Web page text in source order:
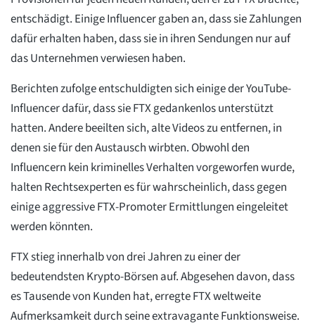
entschädigt. Einige Influencer gaben an, dass sie Zahlungen
dafür erhalten haben, dass sie in ihren Sendungen nur auf
das Unternehmen verwiesen haben.
Berichten zufolge entschuldigten sich einige der YouTube-
Influencer dafür, dass sie FTX gedankenlos unterstützt
hatten. Andere beeilten sich, alte Videos zu entfernen, in
denen sie für den Austausch wirbten. Obwohl den
Influencern kein kriminelles Verhalten vorgeworfen wurde,
halten Rechtsexperten es für wahrscheinlich, dass gegen
einige aggressive FTX-Promoter Ermittlungen eingeleitet
werden könnten.
FTX stieg innerhalb von drei Jahren zu einer der
bedeutendsten Krypto-Börsen auf. Abgesehen davon, dass
es Tausende von Kunden hat, erregte FTX weltweite
Aufmerksamkeit durch seine extravagante Funktionsweise.